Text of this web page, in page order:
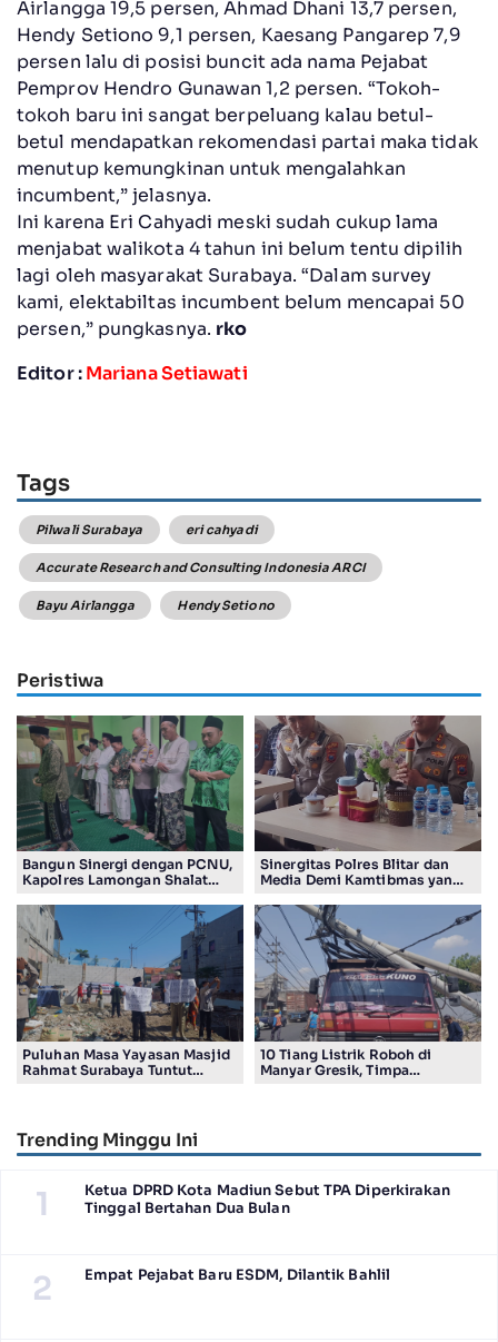
Airlangga 19,5 persen, Ahmad Dhani 13,7 persen,
Hendy Setiono 9,1 persen, Kaesang Pangarep 7,9
persen lalu di posisi buncit ada nama Pejabat
Pemprov Hendro Gunawan 1,2 persen. “Tokoh-
tokoh baru ini sangat berpeluang kalau betul-
betul mendapatkan rekomendasi partai maka tidak
menutup kemungkinan untuk mengalahkan
incumbent,” jelasnya.
Ini karena Eri Cahyadi meski sudah cukup lama
menjabat walikota 4 tahun ini belum tentu dipilih
lagi oleh masyarakat Surabaya. “Dalam survey
kami, elektabiltas incumbent belum mencapai 50
persen,” pungkasnya. rko
Editor :Mariana Setiawati
Tags
Pilwali Surabaya eri cahyadi
Accurate Research and Consulting Indonesia ARCI
Bayu Airlangga Hendy Setiono
Peristiwa
Bangun Sinergi dengan PCNU,
Kapolres Lamongan Shalat
Pengurus
Sinergitas Polres Blitar dan
Media Demi Kamtibmas yang
Puluhan Masa Yayasan Masjid
Rahmat Surabaya Tuntut
10 Tiang Listrik Roboh di
Manyar Gresik, Timpa
Trending Minggu Ini
1
Ketua DPRD Kota Madiun Sebut TPA Diperkirakan
Tinggal Bertahan Dua Bulan
2 Empat Pejabat Baru ESDM, Dilantik Bahlil